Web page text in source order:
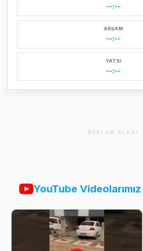
--:--
AKŞAM
--:--
YATSI
--:--
REKLAM ALANI
YouTube Videolarımız